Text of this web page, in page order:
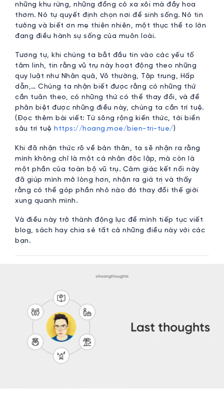
những khu rừng, những đồng cỏ xa xôi mà đầy hoa
thơm. Nó tự quyết định chọn nơi để sinh sống. Nó tin
tưởng và biết ơn mẹ thiên nhiên, một thực thể to lớn
đang điều hành sự sống của muôn loài.
Tương tự, khi chúng ta bắt đầu tin vào các yếu tố
tâm linh, tin rằng vũ trụ này hoạt động theo những
quy luật như Nhân quả, Vô thường, Tập trung, Hấp
dẫn,… Chúng ta nhận biết được rằng có những thứ
cần tuân theo, có những thứ có thể thay đổi, và để
phân biệt được những điều này, chúng ta cần trí tuệ.
(Đọc thêm bài viết: Từ sông rộng kiến thức, tới biển
sâu trí tuệ https://hoang.moe/bien-tri-tue/)
Khi đã nhận thức rõ về bản thân, ta sẽ nhận ra rằng
mình không chỉ là một cá nhân độc lập, mà còn là
một phần của toàn bộ vũ trụ. Cảm giác kết nối này
đã giúp mình mở lòng hơn, nhận ra giá trị và thấy
rằng có thể góp phần nhỏ nào đó thay đổi thế giới
xung quanh mình.
Và điều này trở thành động lực để mình tiếp tục viết
blog, sách hay chia sẻ tất cả những điều này với các
bạn.